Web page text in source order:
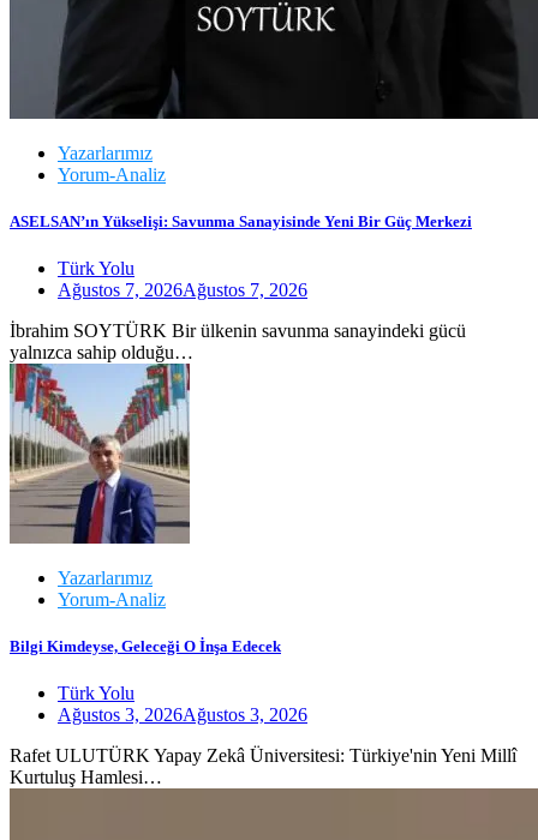
Yazarlarımız
Yorum-Analiz
ASELSAN’ın Yükselişi: Savunma Sanayisinde Yeni Bir Güç Merkezi
Türk Yolu
Ağustos 7, 2026Ağustos 7, 2026
İbrahim SOYTÜRK Bir ülkenin savunma sanayindeki gücü
yalnızca sahip olduğu…
Yazarlarımız
Yorum-Analiz
Bilgi Kimdeyse, Geleceği O İnşa Edecek
Türk Yolu
Ağustos 3, 2026Ağustos 3, 2026
Rafet ULUTÜRK Yapay Zekâ Üniversitesi: Türkiye'nin Yeni Millî
Kurtuluş Hamlesi…